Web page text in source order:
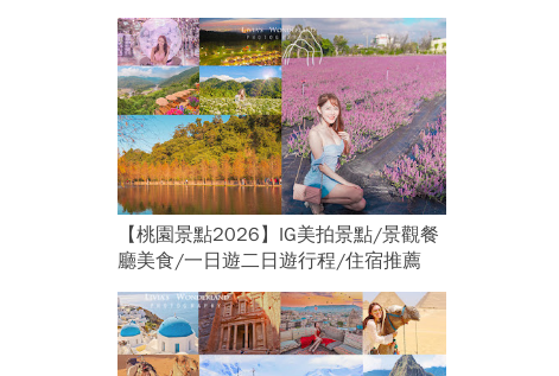
【桃園景點2026】IG美拍景點/景觀餐
廳美食/一日遊二日遊行程/住宿推薦